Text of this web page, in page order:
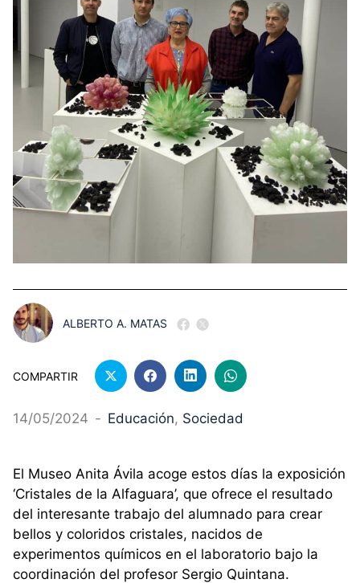
ALBERTO A. MATAS
COMPARTIR
14/05/2024 - Educación, Sociedad
El Museo Anita Ávila acoge estos días la exposición
‘Cristales de la Alfaguara’, que ofrece el resultado
del interesante trabajo del alumnado para crear
bellos y coloridos cristales, nacidos de
experimentos químicos en el laboratorio bajo la
coordinación del profesor Sergio Quintana.